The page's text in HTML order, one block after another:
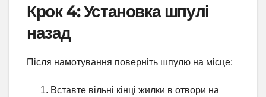
Крок 4: Установка шпулі
назад
Після намотування поверніть шпулю на місце:
Вставте вільні кінці жилки в отвори на